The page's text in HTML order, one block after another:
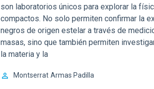
son laboratorios únicos para explorar la
compactos. No solo permiten confirmar la
negros de origen estelar a través de
masas, sino que también permiten
la materia y la
Montserrat Armas Padilla